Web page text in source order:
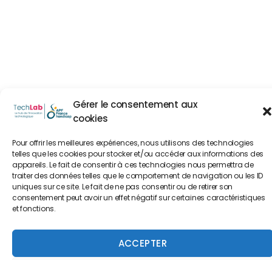
Gérer le consentement aux
cookies
Pour offrir les meilleures expériences, nous utilisons des technologies
telles que les cookies pour stocker et/ou accéder aux informations des
appareils. Le fait de consentir à ces technologies nous permettra de
traiter des données telles que le comportement de navigation ou les ID
uniques sur ce site. Le fait de ne pas consentir ou de retirer son
consentement peut avoir un effet négatif sur certaines caractéristiques
et fonctions.
ACCEPTER